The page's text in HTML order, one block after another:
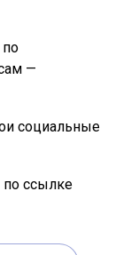
—
социальные
по ссылке